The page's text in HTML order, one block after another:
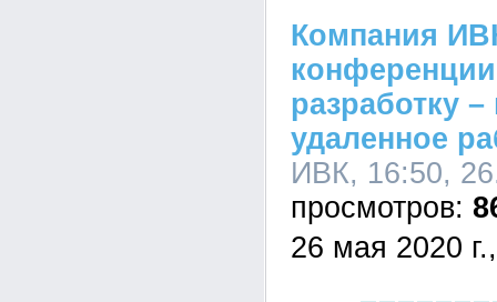
Компания
разработку –
удаленное
ИВК, 16:50,
26 мая 2020